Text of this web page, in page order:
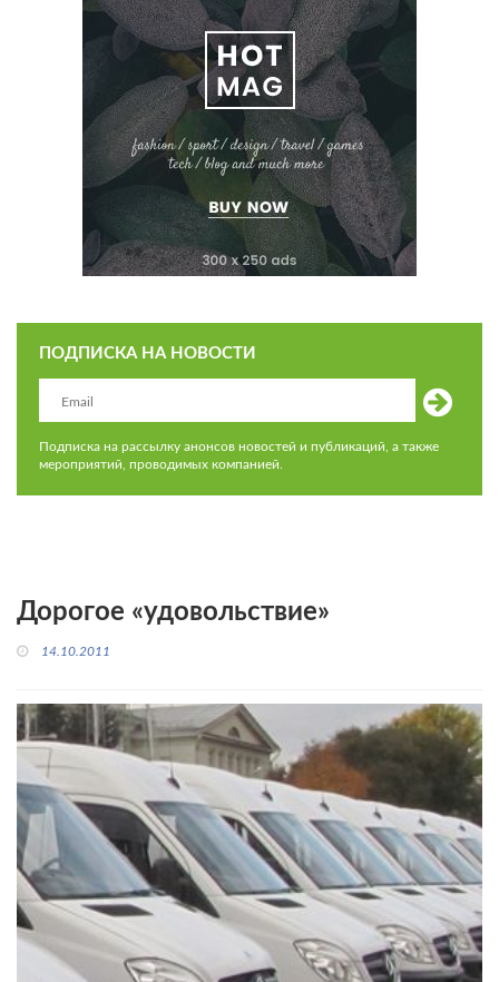
ПОДПИСКА НА НОВОСТИ
Подписка на рассылку анонсов новостей и публикаций, а также
мероприятий, проводимых компанией.
Дорогое «удовольствие»
14.10.2011